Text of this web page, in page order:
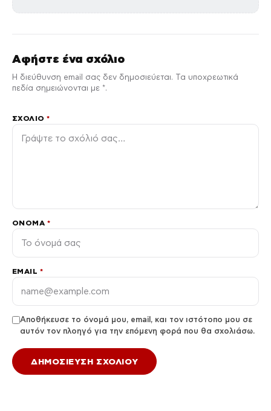
Αφήστε ένα σχόλιο
Η διεύθυνση email σας δεν δημοσιεύεται. Τα υποχρεωτικά
πεδία σημειώνονται με *.
ΣΧΌΛΙΟ*
ΌΝΟΜΑ *
EMAIL *
Αποθήκευσε το όνομά μου, email, και τον ιστότοπο μου σε
αυτόν τον πλοηγό για την επόμενη φορά που θα σχολιάσω.